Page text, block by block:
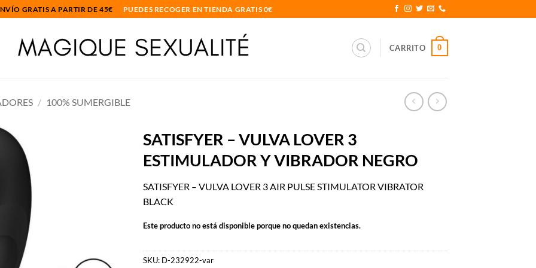
GRATIS A PARTIR DE 45€ PUEDES RECOGER EN TIENDA GRATIS 0€
CARRITO 0
/ 100% SUMERGIBLE
SATISFYER – VULVA LOVER 3
ESTIMULADOR Y VIBRADOR NEGRO
SATISFYER – VULVA LOVER 3 AIR PULSE STIMULATOR VIBRATOR
BLACK
Este producto no está disponible porque no quedan existencias.
SKU: D-232922-var